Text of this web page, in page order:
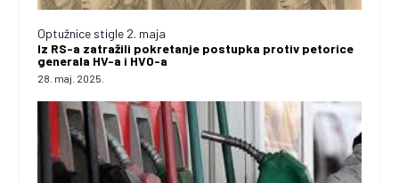
Optužnice stigle 2. maja
Iz RS-a zatražili pokretanje postupka protiv petorice
generala HV-a i HVO-a
28. maj. 2025.